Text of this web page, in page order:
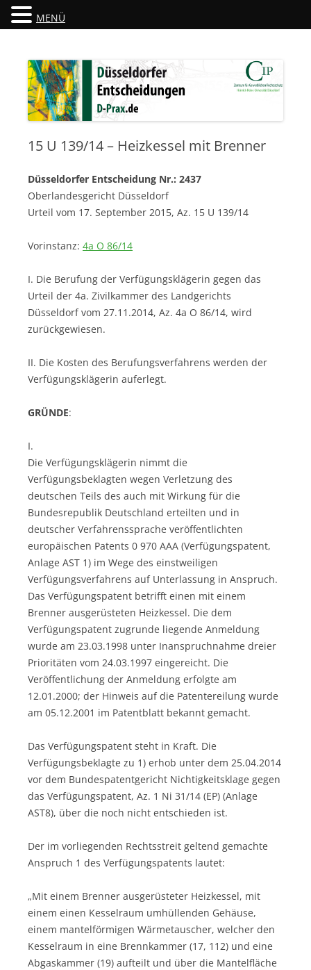
Düsseldorfer Entscheidungen
15 U 139/14 – Heizkessel mit Brenner
Düsseldorfer Entscheidung Nr.: 2437
Oberlandesgericht Düsseldorf
Urteil vom 17. September 2015, Az. 15 U 139/14
Vorinstanz: 4a O 86/14
I. Die Berufung der Verfügungsklägerin gegen das
Urteil der 4a. Zivilkammer des Landgerichts
Düsseldorf vom 27.11.2014, Az. 4a O 86/14, wird
zurückgewiesen.
II. Die Kosten des Berufungsverfahrens werden der
Verfügungsklägerin auferlegt.
GRÜNDE:
I.
Die Verfügungsklägerin nimmt die
Verfügungsbeklagten wegen Verletzung des
deutschen Teils des auch mit Wirkung für die
Bundesrepublik Deutschland erteilten und in
deutscher Verfahrenssprache veröffentlichten
europäischen Patents 0 970 AAA (Verfügungspatent,
Anlage AST 1) im Wege des einstweiligen
Verfügungsverfahrens auf Unterlassung in Anspruch.
Das Verfügungspatent betrifft einen mit einem
Brenner ausgerüsteten Heizkessel. Die dem
Verfügungspatent zugrunde liegende Anmeldung
wurde am 23.03.1998 unter Inanspruchnahme dreier
Prioritäten vom 24.03.1997 eingereicht. Die
Veröffentlichung der Anmeldung erfolgte am
12.01.2000; der Hinweis auf die Patentereilung wurde
am 05.12.2001 im Patentblatt bekannt gemacht.
Das Verfügungspatent steht in Kraft. Die
Verfügungsbeklagte zu 1) erhob unter dem 25.04.2014
vor dem Bundespatentgericht Nichtigkeitsklage gegen
das Verfügungspatent, Az. 1 Ni 31/14 (EP) (Anlage
AST8), über die noch nicht entschieden ist.
Der im vorliegenden Rechtsstreit geltend gemachte
Anspruch 1 des Verfügungspatents lautet:
„Mit einem Brenner ausgerüsteter Heizkessel, mit
einem einen Kesselraum umhüllenden Gehäuse,
einem mantelförmigen Wärmetauscher, welcher den
Kesselraum in eine Brennkammer (17, 112) und eine
Abgaskammer (19) aufteilt und über die Mantelfläche
MENÜ